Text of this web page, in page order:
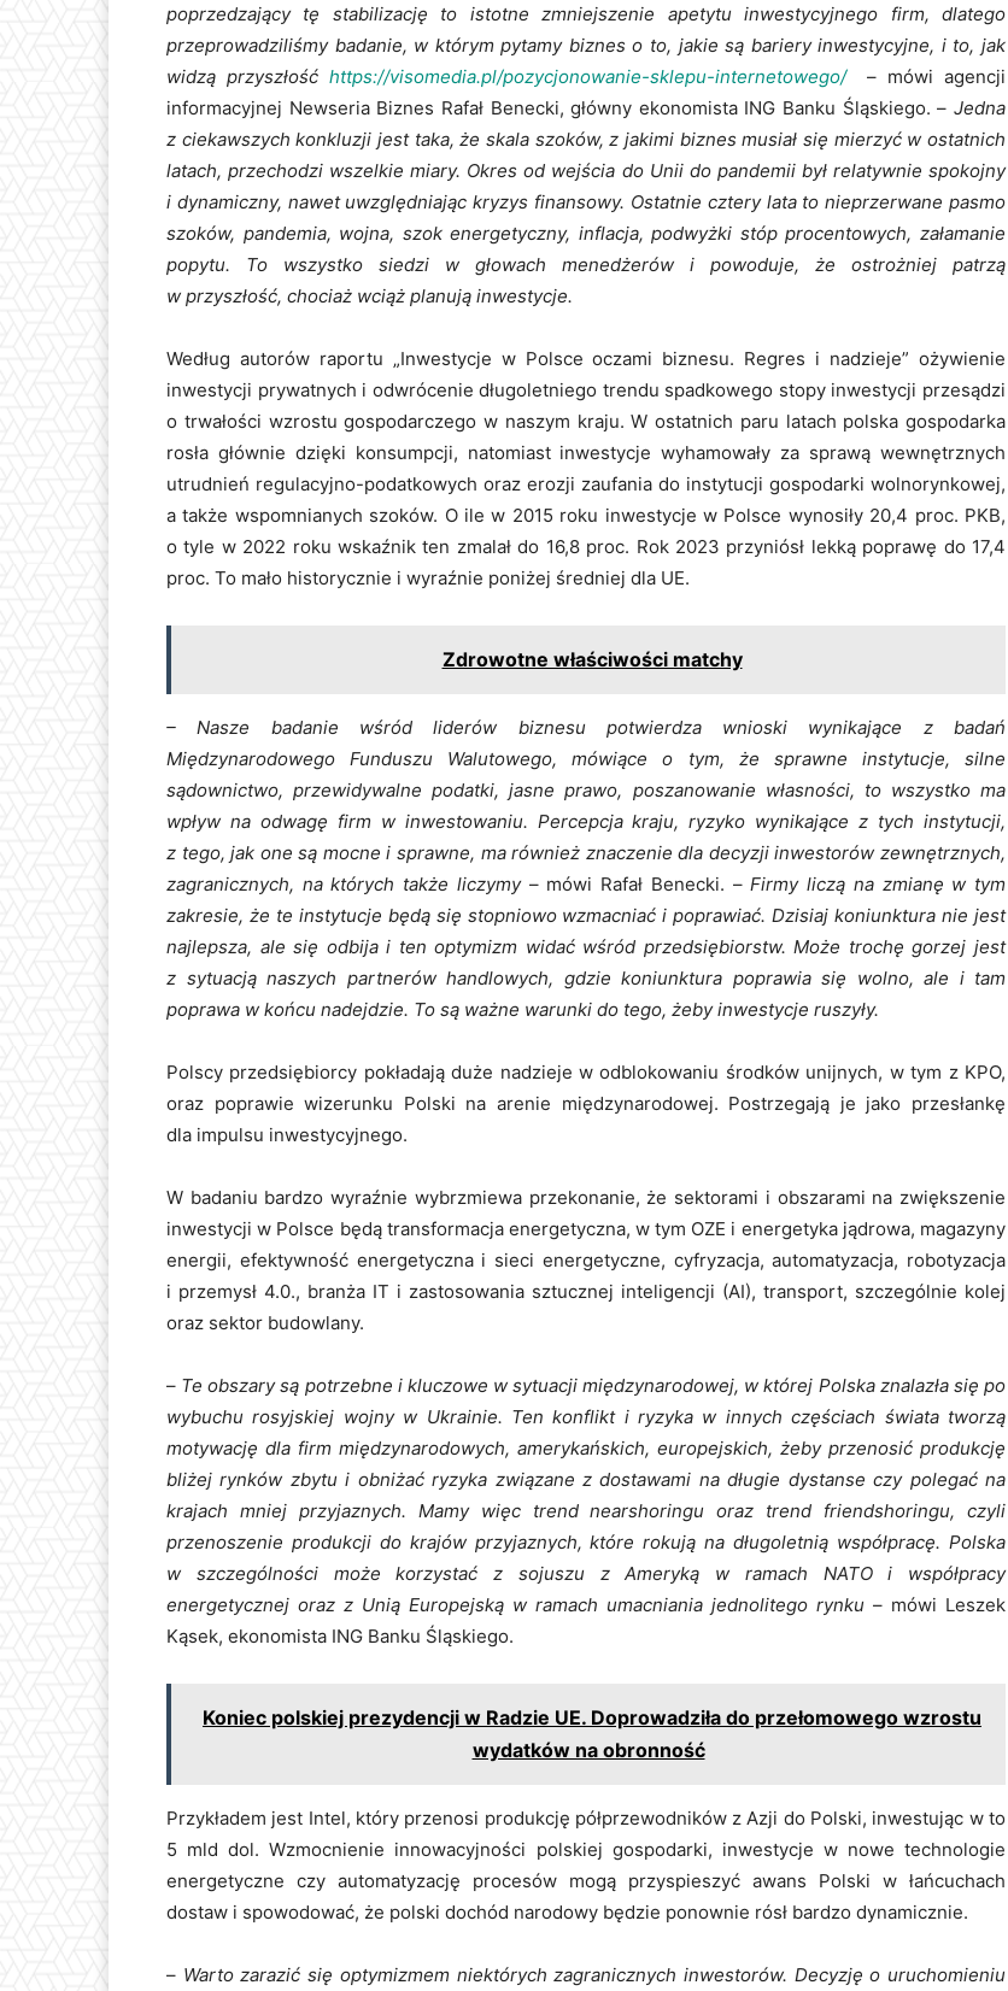
poprzedzający tę stabilizację to istotne zmniejszenie apetytu inwestycyjnego firm, dlatego
przeprowadziliśmy badanie, w którym pytamy biznes o to, jakie są bariery inwestycyjne, i to, jak
widzą przyszłość https://visomedia.pl/pozycjonowanie-sklepu-internetowego/
– mówi agencji
informacyjnej Newseria Biznes Rafał Benecki, główny ekonomista ING Banku Śląskiego. – Jedna
z ciekawszych konkluzji jest taka, że skala szoków, z jakimi biznes musiał się mierzyć w ostatnich
latach, przechodzi wszelkie miary. Okres od wejścia do Unii do pandemii był relatywnie spokojny
i dynamiczny, nawet uwzględniając kryzys finansowy. Ostatnie cztery lata to nieprzerwane pasmo
szoków, pandemia, wojna, szok energetyczny, inflacja, podwyżki stóp procentowych, załamanie
popytu. To wszystko siedzi w głowach menedżerów i powoduje, że ostrożniej patrzą
w przyszłość, chociaż wciąż planują inwestycje.
Według autorów raportu „Inwestycje w Polsce oczami biznesu. Regres i nadzieje” ożywienie
inwestycji prywatnych i odwrócenie długoletniego trendu spadkowego stopy inwestycji przesądzi
o trwałości wzrostu gospodarczego w naszym kraju. W ostatnich paru latach polska gospodarka
rosła głównie dzięki konsumpcji, natomiast inwestycje wyhamowały za sprawą wewnętrznych
utrudnień regulacyjno-podatkowych oraz erozji zaufania do instytucji gospodarki wolnorynkowej,
a także wspomnianych szoków. O ile w 2015 roku inwestycje w Polsce wynosiły 20,4 proc. PKB,
o tyle w 2022 roku wskaźnik ten zmalał do 16,8 proc. Rok 2023 przyniósł lekką poprawę do 17,4
proc. To mało historycznie i wyraźnie poniżej średniej dla UE.
Zdrowotne właściwości matchy
– Nasze badanie wśród liderów biznesu potwierdza wnioski wynikające z badań
Międzynarodowego Funduszu Walutowego, mówiące o tym, że sprawne instytucje, silne
sądownictwo, przewidywalne podatki, jasne prawo, poszanowanie własności, to wszystko ma
wpływ na odwagę firm w inwestowaniu. Percepcja kraju, ryzyko wynikające z tych instytucji,
z tego, jak one są mocne i sprawne, ma również znaczenie dla decyzji inwestorów zewnętrznych,
zagranicznych, na których także liczymy– mówi Rafał Benecki. –Firmy liczą na zmianę w tym
zakresie, że te instytucje będą się stopniowo wzmacniać i poprawiać. Dzisiaj koniunktura nie jest
najlepsza, ale się odbija i ten optymizm widać wśród przedsiębiorstw. Może trochę gorzej jest
z sytuacją naszych partnerów handlowych, gdzie koniunktura poprawia się wolno, ale i tam
poprawa w końcu nadejdzie. To są ważne warunki do tego, żeby inwestycje ruszyły.
Polscy przedsiębiorcy pokładają duże nadzieje w odblokowaniu środków unijnych, w tym z KPO,
oraz poprawie wizerunku Polski na arenie międzynarodowej. Postrzegają je jako przesłankę
dla impulsu inwestycyjnego.
W badaniu bardzo wyraźnie wybrzmiewa przekonanie, że sektorami i obszarami na zwiększenie
inwestycji w Polsce będą transformacja energetyczna, w tym OZE i energetyka jądrowa, magazyny
energii, efektywność energetyczna i sieci energetyczne, cyfryzacja, automatyzacja, robotyzacja
i przemysł 4.0., branża IT i zastosowania sztucznej inteligencji (AI), transport, szczególnie kolej
oraz sektor budowlany.
– Te obszary są potrzebne i kluczowe w sytuacji międzynarodowej, w której Polska znalazła się po
wybuchu rosyjskiej wojny w Ukrainie. Ten konflikt i ryzyka w innych częściach świata tworzą
motywację dla firm międzynarodowych, amerykańskich, europejskich, żeby przenosić produkcję
bliżej rynków zbytu i obniżać ryzyka związane z dostawami na długie dystanse czy polegać na
krajach mniej przyjaznych. Mamy więc trend nearshoringu oraz trend friendshoringu, czyli
przenoszenie produkcji do krajów przyjaznych, które rokują na długoletnią współpracę. Polska
w szczególności może korzystać z sojuszu z Ameryką w ramach NATO i współpracy
energetycznej oraz z Unią Europejską w ramach umacniania jednolitego rynku – mówi Leszek
Kąsek, ekonomista ING Banku Śląskiego.
Koniec polskiej prezydencji w Radzie UE. Doprowadziła do przełomowego wzrostu
wydatków na obronność
Przykładem jest Intel, który przenosi produkcję półprzewodników z Azji do Polski, inwestując w to
5 mld dol. Wzmocnienie innowacyjności polskiej gospodarki, inwestycje w nowe technologie
energetyczne czy automatyzację procesów mogą przyspieszyć awans Polski w łańcuchach
dostaw i spowodować, że polski dochód narodowy będzie ponownie rósł bardzo dynamicznie.
– Warto zarazić się optymizmem niektórych zagranicznych inwestorów. Decyzję o uruchomieniu